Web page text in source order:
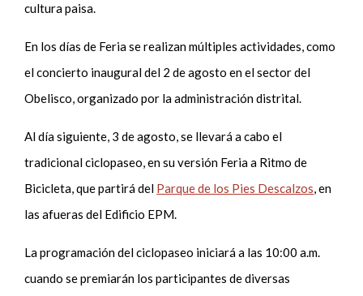
cultura paisa.
En los días de Feria se realizan múltiples actividades, como
el concierto inaugural del 2 de agosto en el sector del
Obelisco, organizado por la administración distrital.
Al día siguiente, 3 de agosto, se llevará a cabo el
tradicional ciclopaseo, en su versión Feria a Ritmo de
Bicicleta, que partirá del Parque de los Pies Descalzos, en
las afueras del Edificio EPM.
La programación del ciclopaseo iniciará a las 10:00 a.m.
cuando se premiarán los participantes de diversas